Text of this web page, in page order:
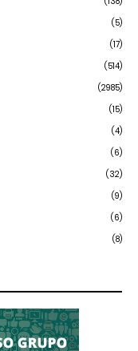
(5)
(17)
(514)
(2985)
(15)
(4)
(6)
(32)
(9)
(6)
(8)